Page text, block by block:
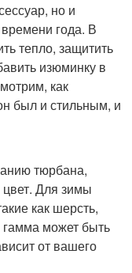
но и
года. В
тепло, защитить
изюминку в
как
был и стильным, и
тюрбана,
Для зимы
как шерсть,
может быть
от вашего